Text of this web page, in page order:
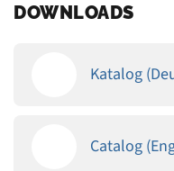
DOWNLOADS
Katalog
Catalog